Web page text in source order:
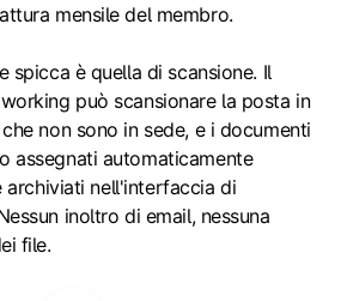
mensile del membro.
spicca è quella di scansione. Il
può scansionare la posta in
non sono in sede, e i documenti
assegnati automaticamente
nell'interfaccia di
inoltro di email, nessuna
file.